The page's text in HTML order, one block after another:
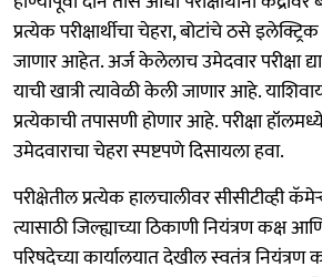
प्रत्येक परीक्षार्थीचा चेहरा, बोटांचे ठसे
जाणार आहेत. अर्ज केलेलाच उमेदवार परीक्षा
याची खात्री त्यावेळी केली जाणार आहे.
प्रत्येकाची तपासणी होणार आहे. परीक्षा
उमेदवाराचा चेहरा स्पष्टपणे दिसायला हवा.
परीक्षेतील प्रत्येक हालचालीवर सीसीटीव्ही
त्यासाठी जिल्ह्याच्या ठिकाणी नियंत्रण कक्ष आणि
परिषदेच्या कार्यालयात देखील स्वतंत्र